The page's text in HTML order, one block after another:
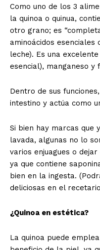
Como uno de los 3
la quinoa o quinua,
otro grano; es
aminoácidos esenciales
leche). Es una
esencial), manganeso
Dentro de sus
intestino y actúa como
Si bien hay marcas que
lavada, algunas no lo
varios enjuagues o
ya que contiene
bien en la ingesta.
deliciosas en el
¿Quinoa en estética?
La quinoa puede